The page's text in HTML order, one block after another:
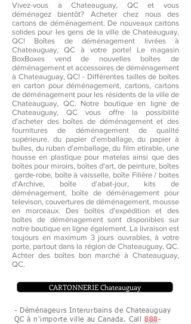
Vivez-vous à Chateauguay, QC et vous
déménagez bientôt? Acheter chez nous des
cartons de déménagement. De nouveaux cartons
solides pour les gens de la ville de Chateauguay,
QC! Boîtes de déménagement livrées à
Chateauguay, QC à votre porte! Le magasin
BoxBoxes vend de nouvelles boîtes de
déménagement et accessoires de déménagement
à Chateauguay, QC! - Différentes tailles de boîtes
en carton pour déménagement, cartons, cartons
de déménagement pour les résidents de la ville de
Chateauguay, QC. Notre boutique en ligne de
Chateauguay, QC vous offre la possibilité
d'acheter des boîtes de déménagement et des
fournitures de déménagement de qualité
supérieure, du papier d'emballage, du papier à
bulles, du ruban d'emballage, du film etirable, une
housse en plastique pour matelas ainsi que des
boîtes pour miroirs, boîtes d'art, de peinture, boîtes
garde-robe, boîte à vaisselle, boîte Filière / boites
d'Archive, boîte d'abat-jour, kits de
déménagement, boîte de déménagement pour
televison, couvertures de déménagement, mousse
en morceaux. Des boîtes d'expédition et des
boîtes de déménagement sont disponibles sur
notre boutique en ligne également. La livraison est
toujours en maximum 3 jours ouvrables, à votre
porte, partout dans la région de Chateauguay, QC.
Achter des boîtes bon marché à Chateauguay,
QC.
- Déménageurs Interurbains de Chateauguay
QC à n'importe ville au Canada. Call888-
CARTONNERIE Chateauguay